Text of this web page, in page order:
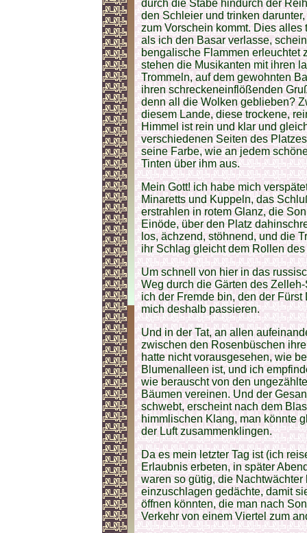
durch die Stäbe hindurch der
den Schleier und trinken
zum Vorschein kommt. Dies
als ich den Basar verlasse,
bengalische Flammen erleuchtet
stehen die Musikanten mit ihren
Trommeln, auf dem gewohnten
ihren schreckeneinflößenden
denn all die Wolken geblieben?
diesem Lande, diese trockene,
Himmel ist rein und klar und
verschiedenen Seiten des
seine Farbe, wie an jedem
Tinten über ihm aus.
Mein Gott! ich habe mich
Minaretts und Kuppeln, das
erstrahlen in rotem Glanz, die
Einöde, über den Platz
los, ächzend, stöhnend, und die
ihr Schlag gleicht dem Rollen
Um schnell von hier in das
Weg durch die Gärten des
ich der Fremde bin, den der
mich deshalb passieren.
Und in der Tat, an allen
zwischen den Rosenbüschen
hatte nicht vorausgesehen, wie
Blumenalleen ist, und ich
wie berauscht von den
Bäumen vereinen. Und der
schwebt, erscheint nach dem
himmlischen Klang, man könnte
der Luft zusammenklingen.
Da es mein letzter Tag ist (ich
Erlaubnis erbeten, in später
waren so gütig, die
einzuschlagen gedächte, damit
öffnen könnten, die man nach
Verkehr von einem Viertel zum